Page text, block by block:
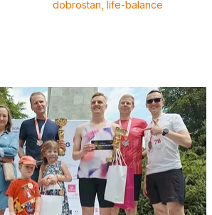
dobrostan, life-balance